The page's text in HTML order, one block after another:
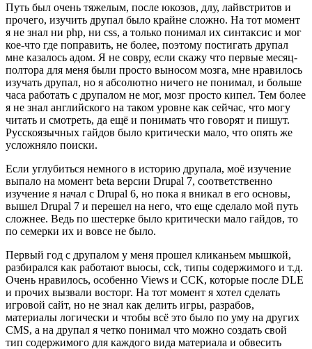
Путь был очень тяжелым, после юкозов, длу, лайвстритов и
прочего, изучить друпал было крайне сложно. На тот момент
я не знал ни php, ни css, а только понимал их синтаксис и мог
кое-что где поправить, не более, поэтому постигать друпал
мне казалось адом. Я не совру, если скажу что первые месяц-
полтора для меня были просто выносом мозга, мне нравилось
изучать друпал, но я абсолютно ничего не понимал, и больше
часа работать с друпалом не мог, мозг просто кипел. Тем более
я не знал английского на таком уровне как сейчас, что могу
читать и смотреть, да ещё и понимать что говорят и пишут.
Русскоязычных гайдов было критически мало, что опять же
усложняло поиски.
Если углубиться немного в историю друпала, моё изучение
выпало на момент beta версии Drupal 7, соответственно
изучение я начал с Drupal 6, но пока я вникал в его основы,
вышел Drupal 7 и перешел на него, что еще сделало мой путь
сложнее. Ведь по шестерке было критически мало гайдов, то
по семерки их и вовсе не было.
Первый год с друпалом у меня прошел кликаньем мышкой,
разбирался как работают вьюсы, cck, типы содержимого и т.д.
Очень нравилось, особенно Views и CCK, которые после DLE
и прочих вызвали восторг. На тот момент я хотел сделать
игровой сайт, но не знал как делить игры, разрабов,
материалы логически и чтобы всё это было по уму на других
CMS, а на друпал я четко понимал что можно создать свой
тип содержимого для каждого вида материала и обвесить